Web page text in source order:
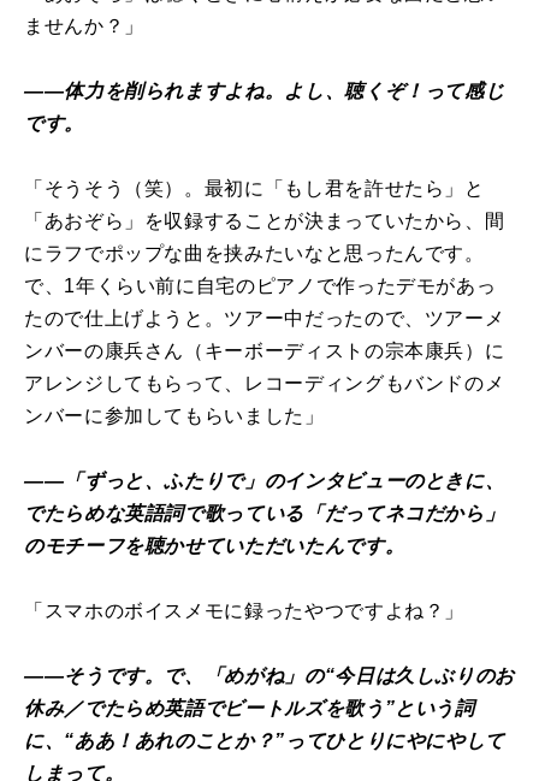
ませんか？」
――体力を削られますよね。よし、聴くぞ！って感じ
です。
「そうそう（笑）。最初に「もし君を許せたら」と
「あおぞら」を収録することが決まっていたから、間
にラフでポップな曲を挟みたいなと思ったんです。
で、1年くらい前に自宅のピアノで作ったデモがあっ
たので仕上げようと。ツアー中だったので、ツアーメ
ンバーの康兵さん（キーボーディストの宗本康兵）に
アレンジしてもらって、レコーディングもバンドのメ
ンバーに参加してもらいました」
――「ずっと、ふたりで」のインタビューのときに、
でたらめな英語詞で歌っている「だってネコだから」
のモチーフを聴かせていただいたんです。
「スマホのボイスメモに録ったやつですよね？」
――そうです。で、「めがね」の“今日は久しぶりのお
休み／でたらめ英語でビートルズを歌う”という詞
に、“ああ！あれのことか？”ってひとりにやにやして
しまって。